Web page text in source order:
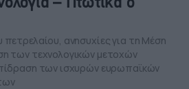
– Πτωτικά ο
ανησυχίες για τη Μέση
των τεχνολογικών μετοχών
των ισχυρών ευρωπαϊκών